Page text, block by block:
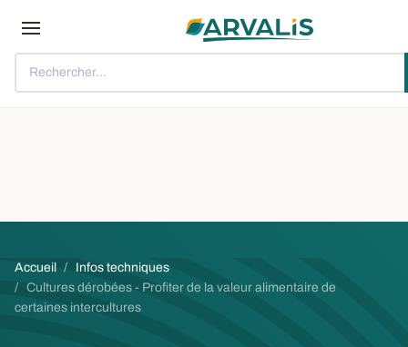
Rechercher...
Fil d'Ariane
Accueil
Infos techniques
Cultures dérobées - Profiter de la valeur alimentaire de
certaines intercultures